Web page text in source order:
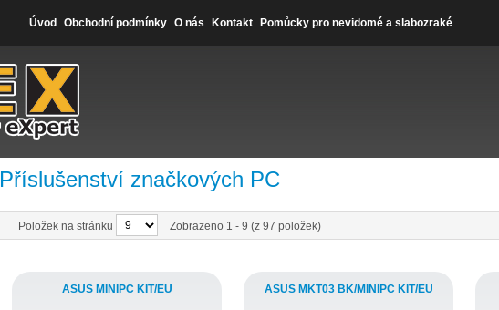
Úvod Obchodní podmínky O nás Kontakt Pomůcky pro nevidomé a slabozraké
Příslušenství značkových PC
Položek na stránku Zobrazeno 1 - 9 (z 97 položek)
ASUS MINIPC KIT/EU ASUS MKT03 BK/MINIPC KIT/EU